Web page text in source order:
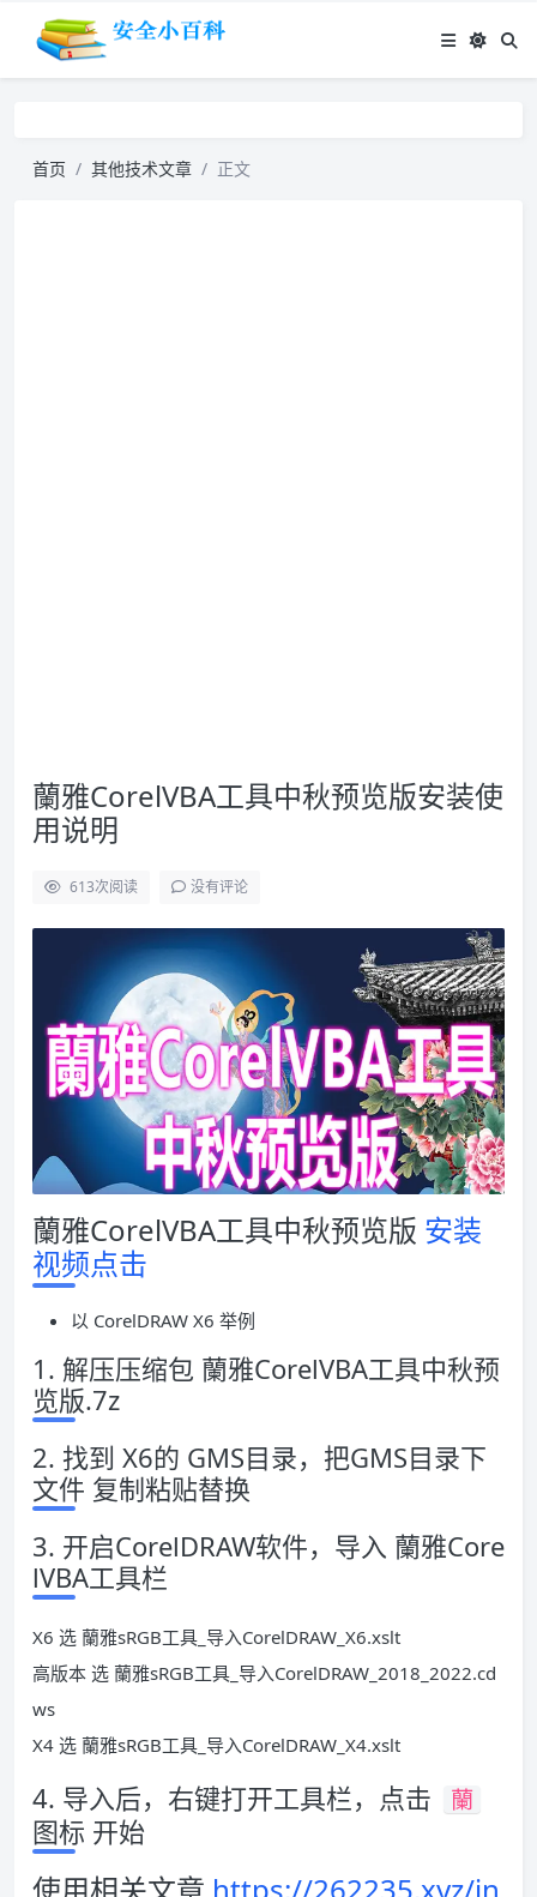
首页 其他技术文章 正文
蘭雅CorelVBA工具中秋预览版安装使
用说明
613次阅读 没有评论
蘭雅CorelVBA工具中秋预览版 安装
视频点击
以 CorelDRAW X6 举例
1. 解压压缩包 蘭雅CorelVBA工具中秋预
览版.7z
2. 找到 X6的 GMS目录，把GMS目录下
文件 复制粘贴替换
3. 开启CorelDRAW软件，导入 蘭雅Core
lVBA工具栏
X6 选 蘭雅sRGB工具_导入CorelDRAW_X6.xslt
高版本 选 蘭雅sRGB工具_导入CorelDRAW_2018_2022.cd
ws
X4 选 蘭雅sRGB工具_导入CorelDRAW_X4.xslt
4. 导入后，右键打开工具栏，点击 蘭
图标 开始
使用相关文章 https://262235.xyz/in